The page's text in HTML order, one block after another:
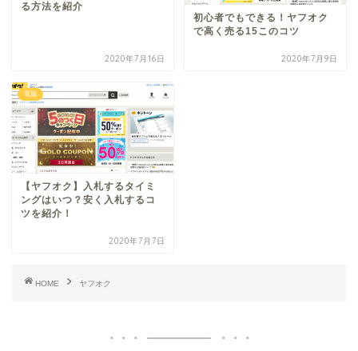
る方法を紹介
2020年7月16日
初心者でもできる！ヤフオク
で高く売る15このコツ
2020年7月9日
電脳
【ヤフオク】入札するタイミ
ングはいつ？安く入札するコ
ツを紹介！
2020年7月7日
HOME ヤフオク